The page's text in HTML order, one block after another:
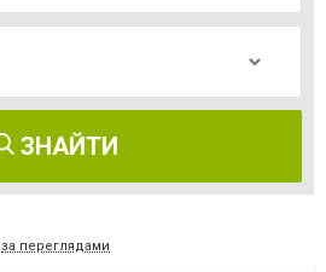
ЗНАЙТИ
за переглядами